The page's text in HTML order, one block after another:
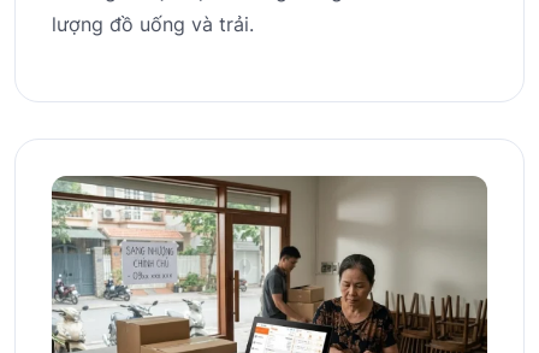
lượng đồ uống và trải.